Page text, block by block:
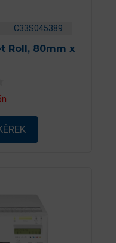
C33S045389
Roll, 80mm x